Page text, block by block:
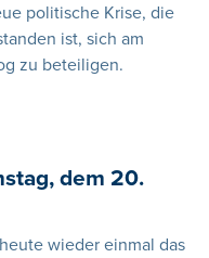
politische Krise, die
ist, sich am
zu beteiligen.
dem 20.
wieder einmal das